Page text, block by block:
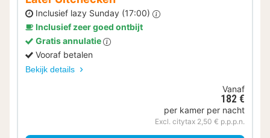
Inclusief lazy Sunday (17:00)
Inclusief zeer goed ontbijt
Gratis annulatie
Vooraf betalen
Bekijk details
Vanaf
182 €
per kamer per nacht
Excl. citytax 2,50 € p.p.p.n.